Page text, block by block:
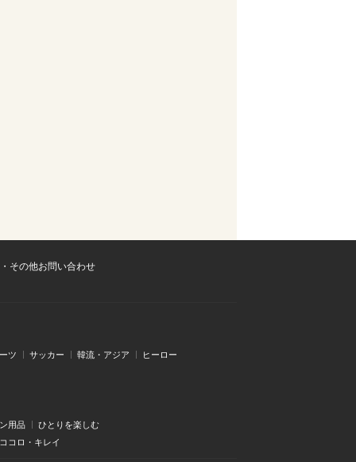
その他お問い合わせ
ツ サッカー 韓流・アジア ヒーロー
用品
ひとりを楽しむ
コロ・キレイ